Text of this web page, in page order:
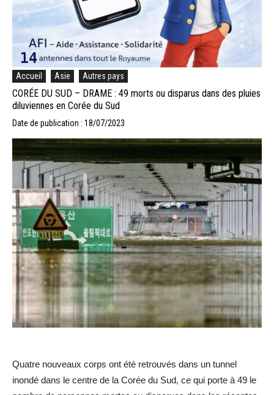
Accueil Asie Autres pays
CORÉE DU SUD – DRAME : 49 morts ou disparus dans des pluies
diluviennes en Corée du Sud
Date de publication : 18/07/2023
Quatre nouveaux corps ont été retrouvés dans un tunnel
inondé dans le centre de la Corée du Sud, ce qui porte à 49 le